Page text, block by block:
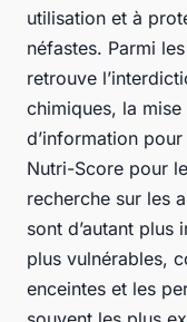
utilisation et à
néfastes. Parmi
retrouve
chimiques, la mise
d’information
Nutri-Score pour
recherche sur les
sont d’autant plus
plus vulnérables,
enceintes et les